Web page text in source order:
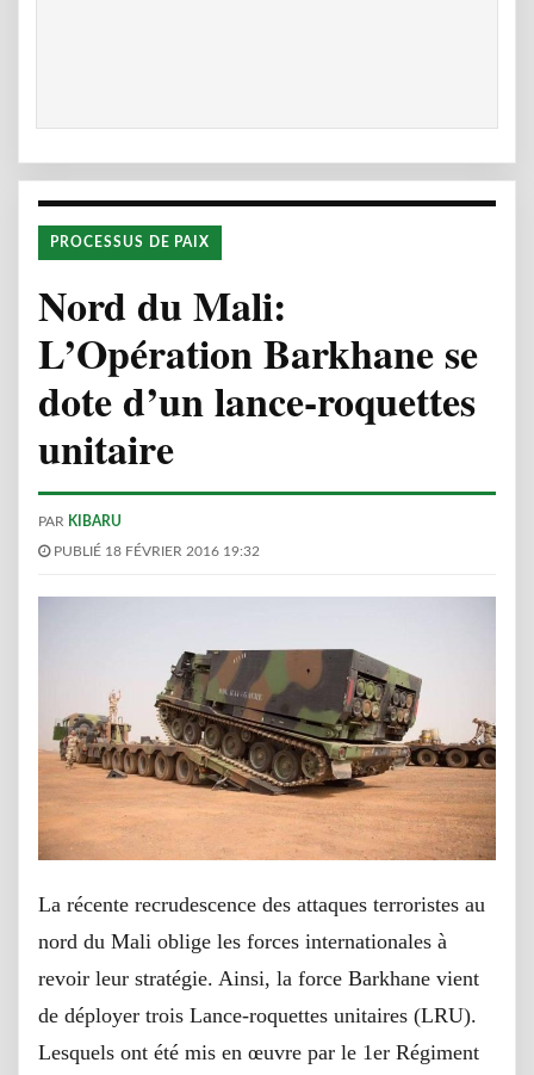
PROCESSUS DE PAIX
Nord du Mali:
L’Opération Barkhane se
dote d’un lance-roquettes
unitaire
PAR KIBARU
PUBLIÉ 18 FÉVRIER 2016 19:32
La récente recrudescence des attaques terroristes au
nord du Mali oblige les forces internationales à
revoir leur stratégie. Ainsi, la force Barkhane vient
de déployer trois Lance-roquettes unitaires (LRU).
Lesquels ont été mis en œuvre par le 1er Régiment